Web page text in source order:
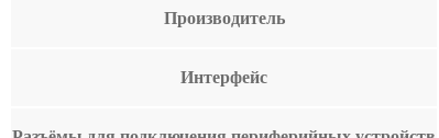
Производитель
Интерфейс